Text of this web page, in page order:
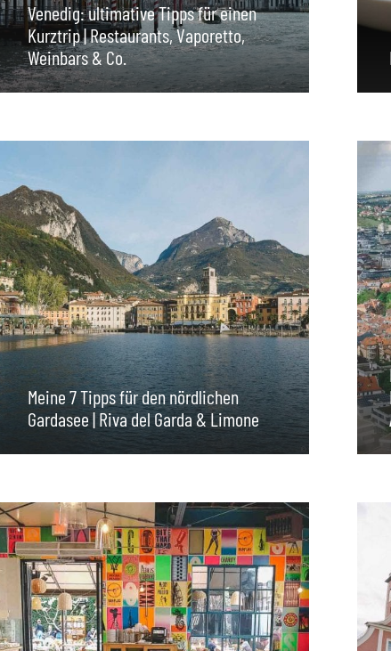
Venedig: ultimative Tipps für einen
Kurztrip | Restaurants, Vaporetto,
Weinbars & Co.
Meine 7 Tipps für den nördlichen
Gardasee | Riva del Garda & Limone